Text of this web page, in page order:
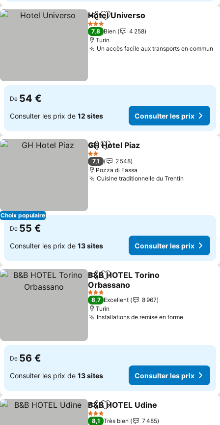
PartagerAjouter à mes favoris
Hotel Universo
3 Étoiles
7,8 Bien
4 258
Turin
Un accès facile aux transports en commun
De 54 €
Consulter les prix de 12 sites Consulter les prix
Choix populaire
PartagerAjouter à mes favoris
GH Hotel Piaz
2 Étoiles
7,1
2 548
Pozza di Fassa
Cuisine traditionnelle du Trentin
De 55 €
Consulter les prix de 13 sites Consulter les prix
PartagerAjouter à mes favoris
B&B HOTEL Torino
Orbassano
3 Étoiles
8,7 Excellent
8 967
Turin
Installations de remise en forme
De 56 €
Consulter les prix de 13 sites Consulter les prix
PartagerAjouter à mes favoris
B&B HOTEL Udine
3 Étoiles
8,1 Très bien
7 485